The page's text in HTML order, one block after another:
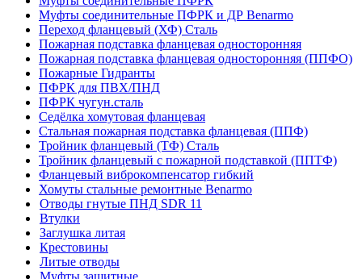
Муфты соединительные ПФРК и ДР Benarmo
Переход фланцевый (ХФ) Сталь
Пожарная подставка фланцевая односторонняя
Пожарная подставка фланцевая односторонняя (ППФО)
Пожарные Гидранты
ПФРК для ПВХ/ПНД
ПФРК чугун.сталь
Седёлка хомутовая фланцевая
Стальная пожарная подставка фланцевая (ППФ)
Тройник фланцевый (ТФ) Сталь
Тройник фланцевый с пожарной подставкой (ППТФ)
Фланцевый виброкомпенсатор гибкий
Хомуты стальные ремонтные Benarmo
Отводы гнутые ПНД SDR 11
Втулки
Заглушка литая
Крестовины
Литые отводы
Муфты защитные